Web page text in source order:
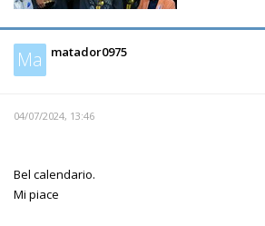
Ma matador0975
04/07/2024, 13:46
Bel calendario.
Mi piace